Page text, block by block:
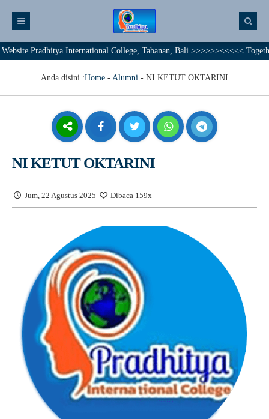
Pradhitya International College, Tabanan, Bali.>>>>>><<<<< Together
Anda disini :Home - Alumni - NI KETUT OKTARINI
NI KETUT OKTARINI
Jum, 22 Agustus 2025 Dibaca 159x